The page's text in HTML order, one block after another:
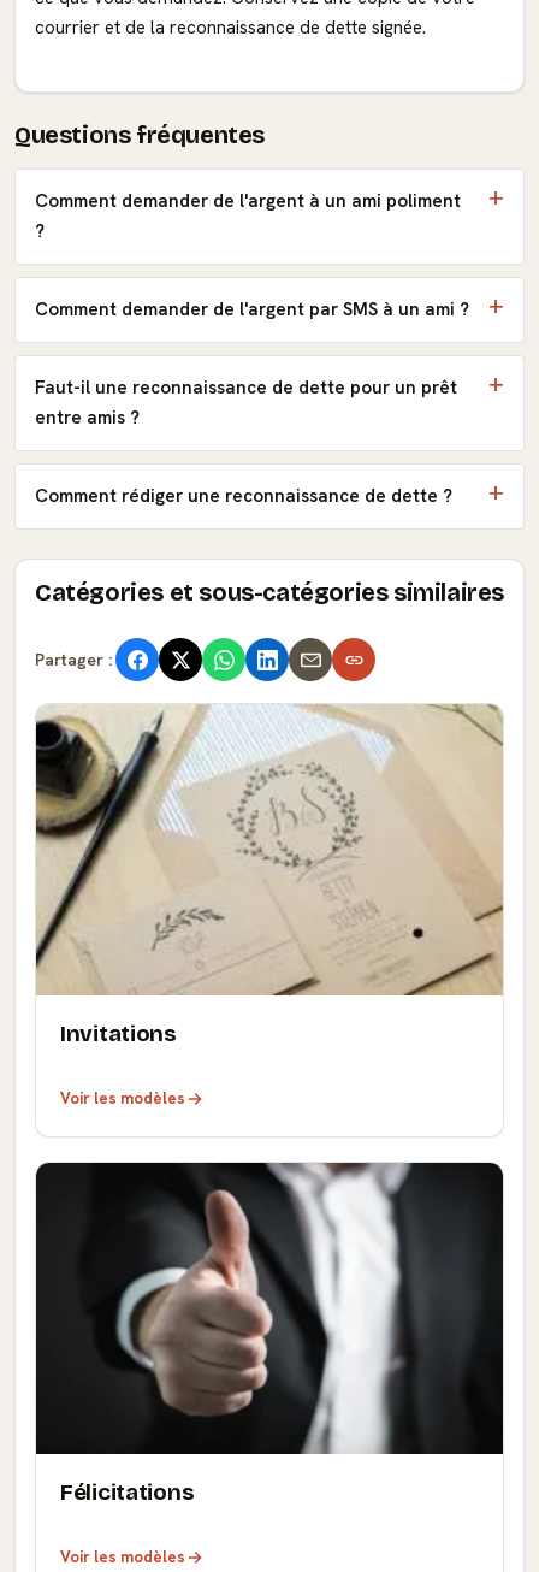
courrier et de la reconnaissance de dette signée.
Questions fréquentes
Comment demander de l'argent à un ami poliment
?
Comment demander de l'argent par SMS à un ami ?
Faut-il une reconnaissance de dette pour un prêt
entre amis ?
Comment rédiger une reconnaissance de dette ?
Catégories et sous-catégories similaires
Partager :
Invitations
Voir les modèles
Félicitations
Voir les modèles